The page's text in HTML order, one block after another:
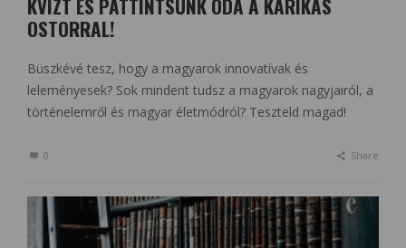
OSTORRAL!
Büszkévé tesz, hogy a magyarok innovatívak és
leleményesek? Sok mindent tudsz a magyarok nagyjairól, a
történelemről és magyar életmódról? Teszteld magad!
0 Share